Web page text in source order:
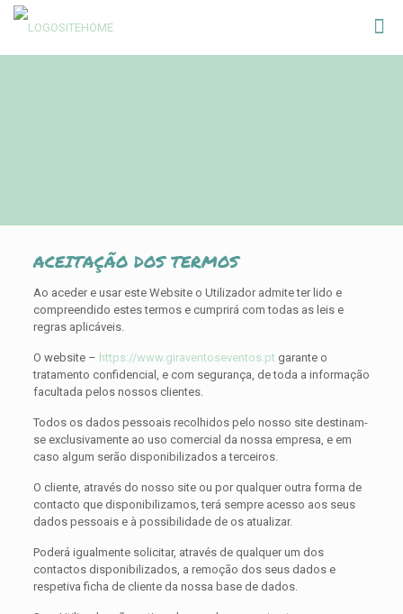
ACEITAÇÃO DOS TERMOS
Ao aceder e usar este Website o Utilizador admite ter lido e
compreendido estes termos e cumprirá com todas as leis e
regras aplicáveis.
O website – https://www.giraventoseventos.pt garante o
tratamento confidencial, e com segurança, de toda a informação
facultada pelos nossos clientes.
Todos os dados pessoais recolhidos pelo nosso site destinam-
se exclusivamente ao uso comercial da nossa empresa, e em
caso algum serão disponibilizados a terceiros.
O cliente, através do nosso site ou por qualquer outra forma de
contacto que disponibilizamos, terá sempre acesso aos seus
dados pessoais e à possibilidade de os atualizar.
Poderá igualmente solicitar, através de qualquer um dos
contactos disponibilizados, a remoção dos seus dados e
respetiva ficha de cliente da nossa base de dados.